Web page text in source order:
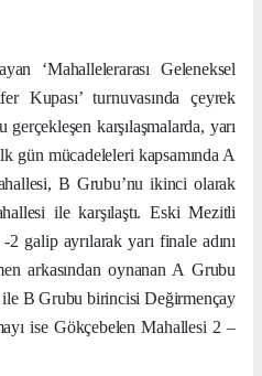
‘Mahallelerarası Geleneksel
Kupası’ turnuvasında çeyrek
karşılaşmalarda, yarı
gün mücadeleleri kapsamında A
B Grubu’nu ikinci olarak
ile karşılaştı. Eski Mezitli
galip ayrılarak yarı finale adını
arkasından oynanan A Grubu
B Grubu birincisi Değirmençay
ise Gökçebelen Mahallesi 2 –